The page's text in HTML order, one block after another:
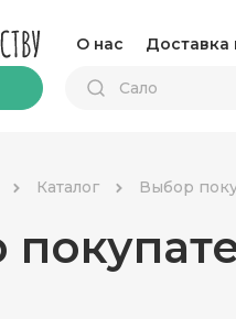
О нас Доставка
Каталог Выбор